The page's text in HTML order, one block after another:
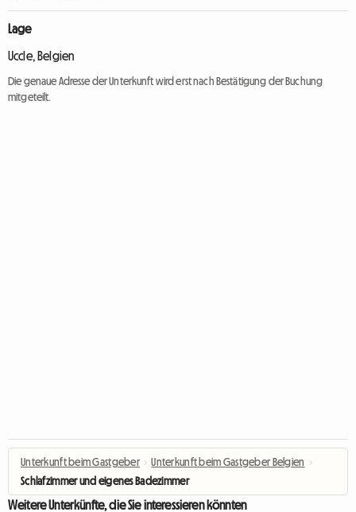
Lage
Uccle, Belgien
Die genaue Adresse der Unterkunft wird erst nach Bestätigung der Buchung
mitgeteilt.
Unterkunft beim Gastgeber › Unterkunft beim Gastgeber Belgien ›
Schlafzimmer und eigenes Badezimmer
Weitere Unterkünfte, die Sie interessieren könnten